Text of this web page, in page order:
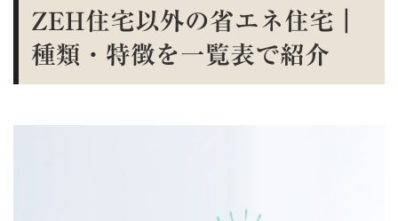
ZEH住宅以外の省エネ住宅｜
種類・特徴を一覧表で紹介